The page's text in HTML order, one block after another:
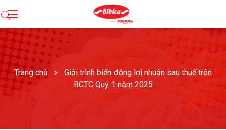
Trang chủ
Giải trình biến động lợi nhuận sau thuế trên
BCTC Quý 1 năm 2025